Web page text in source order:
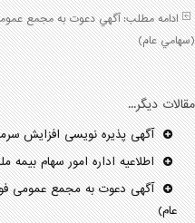
ادامه مطلب: آگهي دعوت به مجمع
(سهامي عام)
مقالات دیگر...
آگهی پذیره نویسی افزایش
اطلاعیه اداره امور سهام بیمه
آگهی دعوت به مجمع عمومی
عام)